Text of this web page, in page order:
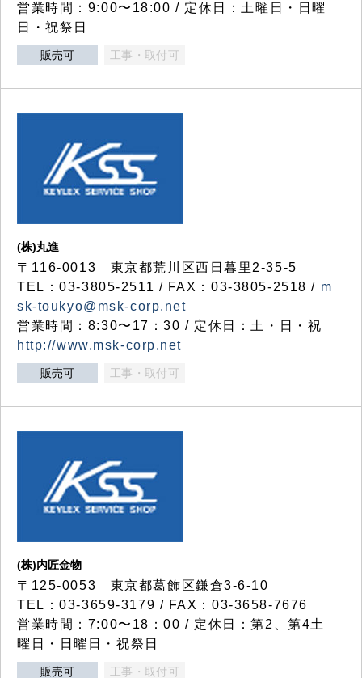
営業時間：9:00〜18:00 / 定休日：土曜日・日曜
日・祝祭日
販売可 工事・取付可
(株)丸進
〒116-0013 東京都荒川区西日暮里2-35-5
TEL：03-3805-2511 / FAX：03-3805-2518 / m
sk-toukyo@msk-corp.net
営業時間：8:30〜17：30 / 定休日：土・日・祝
http://www.msk-corp.net
販売可 工事・取付可
(株)内匠金物
〒125-0053 東京都葛飾区鎌倉3-6-10
TEL：03-3659-3179 / FAX：03-3658-7676
営業時間：7:00〜18：00 / 定休日：第2、第4土
曜日・日曜日・祝祭日
販売可 工事・取付可